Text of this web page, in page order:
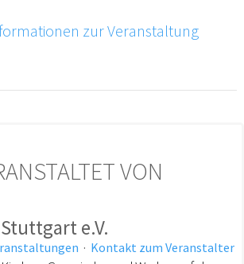
zur Veranstaltung
VON
e.V.
· Kontakt zum Veranstalter